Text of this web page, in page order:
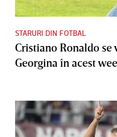
STARURI DIN FOTBAL
Cristiano Ronaldo se
Georgina în acest